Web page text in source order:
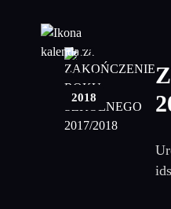
22
czerwiec
2018